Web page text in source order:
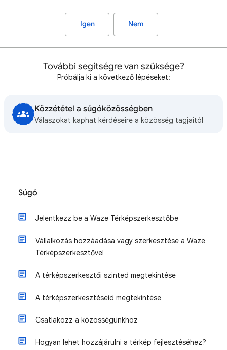
Igen Nem
További segítségre van szüksége?
Próbálja ki a következő lépéseket:
Közzététel a súgóközösségben
Válaszokat kaphat kérdéseire a közösség tagjaitól
Súgó
Jelentkezz be a Waze Térképszerkesztőbe
Vállalkozás hozzáadása vagy szerkesztése a Waze
Térképszerkesztővel
A térképszerkesztői szinted megtekintése
A térképszerkesztéseid megtekintése
Csatlakozz a közösségünkhöz
Hogyan lehet hozzájárulni a térkép fejlesztéséhez?